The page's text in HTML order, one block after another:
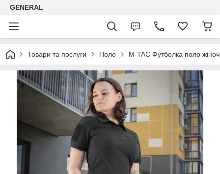
GENERAL
Товари та послуги Поло M-TAC Футболка поло